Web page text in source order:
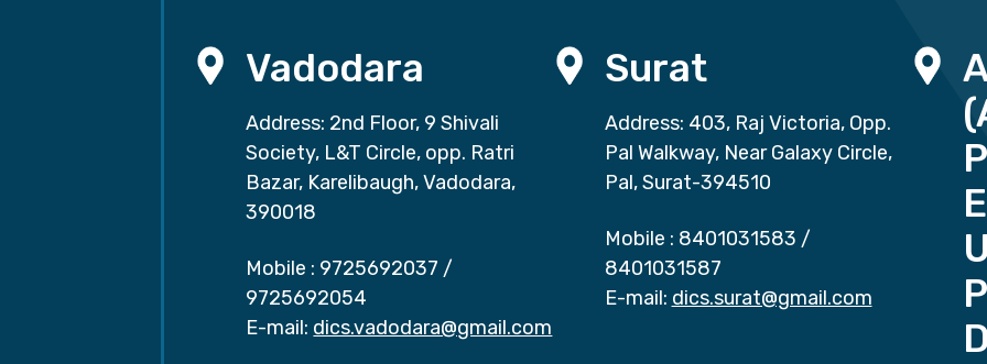
Vadodara
Address: 2nd Floor, 9 Shivali
Society, L&T Circle, opp. Ratri
Bazar, Karelibaugh, Vadodara,
390018
Mobile : 9725692037 /
9725692054
E-mail: dics.vadodara@gmail.com
Surat
Address: 403, Raj Victoria, Opp.
Pal Walkway, Near Galaxy Circle,
Pal, Surat-394510
Mobile : 8401031583 /
8401031587
E-mail: dics.surat@gmail.com